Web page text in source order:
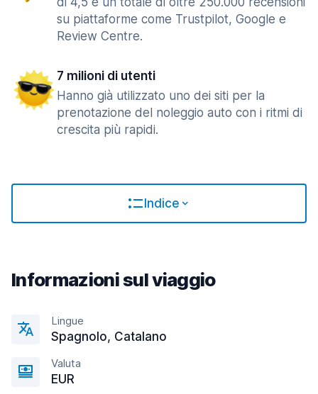
su piattaforme come Trustpilot, Google e
Review Centre.
7 milioni di utenti
Hanno già utilizzato uno dei siti per la
prenotazione del noleggio auto con i ritmi di
crescita più rapidi.
Indice
Informazioni sul viaggio
Lingue
Spagnolo, Catalano
Valuta
EUR